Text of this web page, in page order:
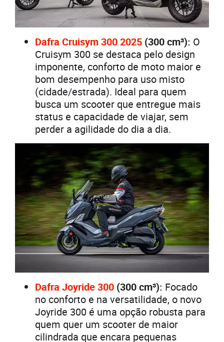
Dafra Cruisym 300 2025 (300 cm³): O
Cruisym 300 se destaca pelo design
imponente, conforto de moto maior e
bom desempenho para uso misto
(cidade/estrada). Ideal para quem
busca um scooter que entregue mais
status e capacidade de viajar, sem
perder a agilidade do dia a dia.
Dafra Joyride 300 (300 cm³): Focado
no conforto e na versatilidade, o novo
Joyride 300 é uma opção robusta para
quem quer um scooter de maior
cilindrada que encara pequenas